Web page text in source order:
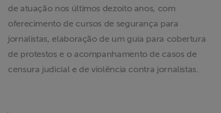
de atuação nos últimos dezoito anos, com
oferecimento de cursos de segurança para
jornalistas, elaboração de um guia para cobertura
de protestos e o acompanhamento de casos de
censura judicial e de violência contra jornalistas.